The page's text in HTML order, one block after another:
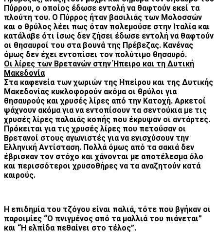
Πύρρου, ο οποίος έδωσε εντολή να θαφτούν εκεί τα
πλούτη του. Ο Πύρρος ήταν βασιλιάς των Μολοσσών
και ο θρύλος λέει πως όταν πολεμούσε στην Ιταλία και
κατάλαβε ότι ίσως δεν ζήσει έδωσε εντολή να θαφτούν
οι θησαυροί του στα βουνά της Πρέβεζας. Κανένας
όμως δεν έχει εντοπίσει τον πολύτιμο θησαυρό.
Οι λίρες των Βρετανών στην Ήπειρο και τη Δυτική
Μακεδονία
Στα καφενεία των χωριών της Ηπείρου και της Δυτικής
Μακεδονίας κυκλοφορούν ακόμα οι θρύλοι για
θησαυρούς και χρυσές λίρες από την Κατοχή. Αρκετοί
ψάχνουν ακόμα για να εντοπίσουν τα σεντούκια με τις
χρυσές λίρες παλαιάς κοπής που έκρυψαν οι αντάρτες.
Πρόκειται για τις χρυσές λίρες που πετούσαν οι
Βρετανοί στους αγωνιστές για να ενισχύσουν την
Ελληνική Αντίσταση. Πολλά όμως από τα σακιά δεν
έβρισκαν τον στόχο και χάνονται με αποτέλεσμα όλο
και περισσότεροι χρυσοθήρες να τα αναζητούν κατά
καιρούς.
Η επιδημία του τζόγου είναι παλιά, τότε που βγήκαν οι
παροιμίες “Ο πνιγμένος από τα μαλλιά του πιάνεται”
και “Η ελπίδα πεθαίνει στο τέλος”.